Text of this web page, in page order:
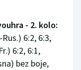
- 2. kolo:
6:2, 6:3,
6:2, 6:1,
bez boje,